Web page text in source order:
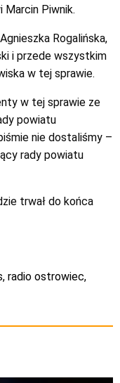
Piwnik.
Rogalińska,
i przede wszystkim
w tej sprawie.
w tej sprawie ze
powiatu
nie dostaliśmy –
rady powiatu
trwał do końca
, radio ostrowiec,